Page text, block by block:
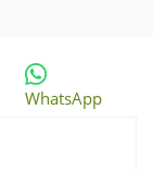
WhatsApp